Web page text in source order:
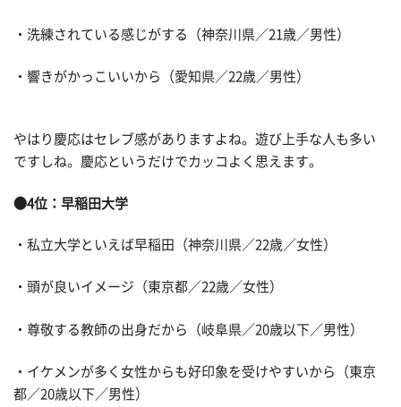
・洗練されている感じがする（神奈川県／21歳／男性）
・響きがかっこいいから（愛知県／22歳／男性）
やはり慶応はセレブ感がありますよね。遊び上手な人も多い
ですしね。慶応というだけでカッコよく思えます。
●4位：早稲田大学
・私立大学といえば早稲田（神奈川県／22歳／女性）
・頭が良いイメージ（東京都／22歳／女性）
・尊敬する教師の出身だから（岐阜県／20歳以下／男性）
・イケメンが多く女性からも好印象を受けやすいから（東京
都／20歳以下／男性）